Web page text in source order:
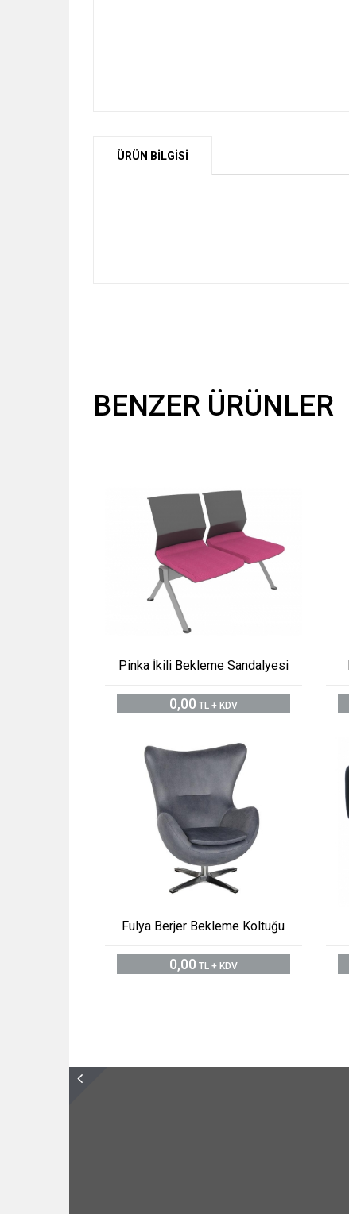
ÜRÜN BİLGİSİ
BENZER ÜRÜNLER
Pinka İkili Bekleme Sandalyesi
0,00 TL + KDV
Fulya Berjer Bekleme Koltuğu
0,00 TL + KDV